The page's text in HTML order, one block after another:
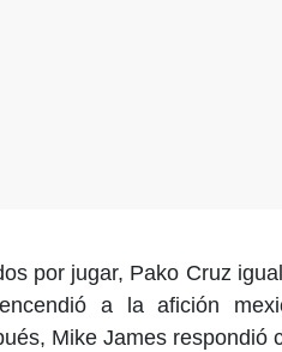
por jugar, Pako Cruz
a la afición
Mike James respondió